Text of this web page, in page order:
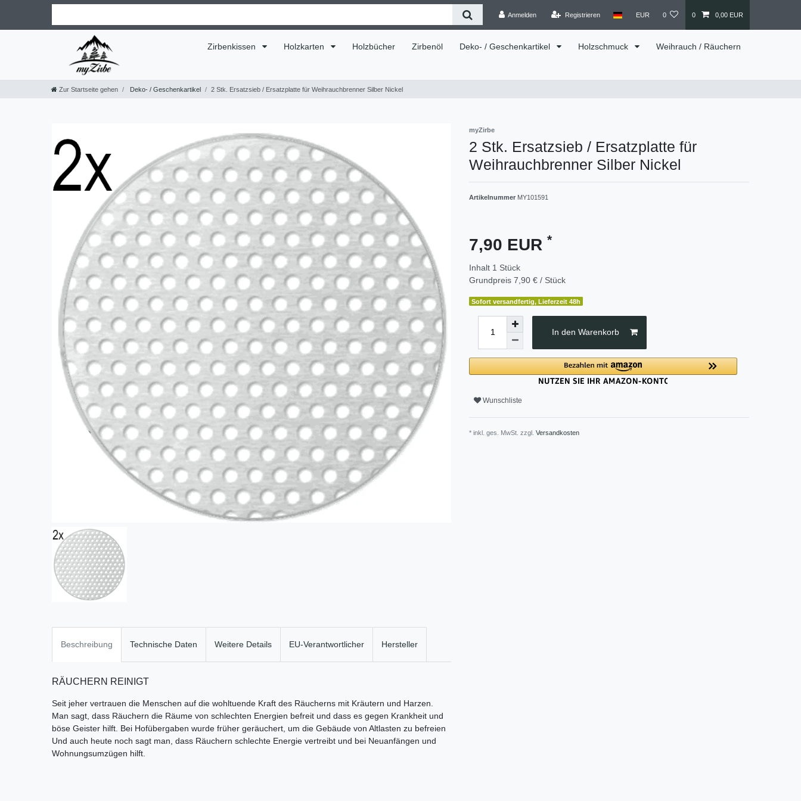
Anmelden Registrieren EUR 0 0 0,00 EUR
Zirbenkissen Holzkarten Holzbücher Zirbenöl Deko- / Geschenkartikel Holzschmuck Weihrauch / Räuchern
Zur Startseite gehen Deko- / Geschenkartikel 2 Stk. Ersatzsieb / Ersatzplatte für Weihrauchbrenner Silber Nickel
myZirbe
2 Stk. Ersatzsieb / Ersatzplatte für
Weihrauchbrenner Silber Nickel
Artikelnummer MY101591
7,90 EUR *
Inhalt 1 Stück
Grundpreis 7,90 € / Stück
Sofort versandfertig, Lieferzeit 48h
In den Warenkorb
Wunschliste
* inkl. ges. MwSt. zzgl. Versandkosten
Beschreibung Technische Daten Weitere Details EU-Verantwortlicher Hersteller
RÄUCHERN REINIGT
Seit jeher vertrauen die Menschen auf die wohltuende Kraft des Räucherns mit Kräutern und Harzen.
Man sagt, dass Räuchern die Räume von schlechten Energien befreit und dass es gegen Krankheit und
böse Geister hilft. Bei Hofübergaben wurde früher geräuchert, um die Gebäude von Altlasten zu befreien
Und auch heute noch sagt man, dass Räuchern schlechte Energie vertreibt und bei Neuanfängen und
Wohnungsumzügen hilft.